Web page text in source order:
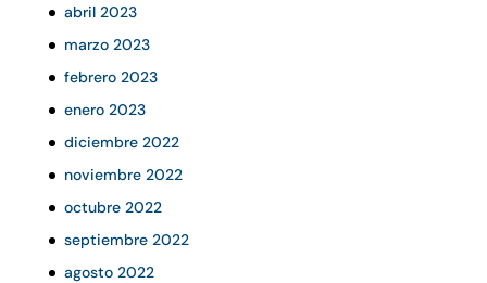
abril 2023
marzo 2023
febrero 2023
enero 2023
diciembre 2022
noviembre 2022
octubre 2022
septiembre 2022
agosto 2022